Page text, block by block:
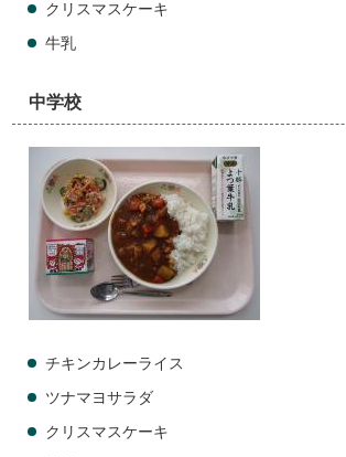
クリスマスケーキ
牛乳
中学校
チキンカレーライス
ツナマヨサラダ
クリスマスケーキ